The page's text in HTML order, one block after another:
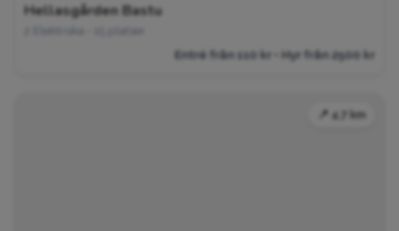
Hellasgården Bastu
2 Elektriska • 15 platser
Entré från 110 kr • Hyr från 2500 kr
📍 4.7 km